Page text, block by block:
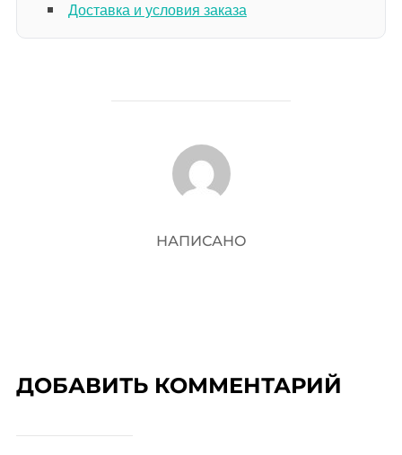
Доставка и условия заказа
АВТОР ЗАПИСИ
НАПИСАНО
ДОБАВИТЬ КОММЕНТАРИЙ